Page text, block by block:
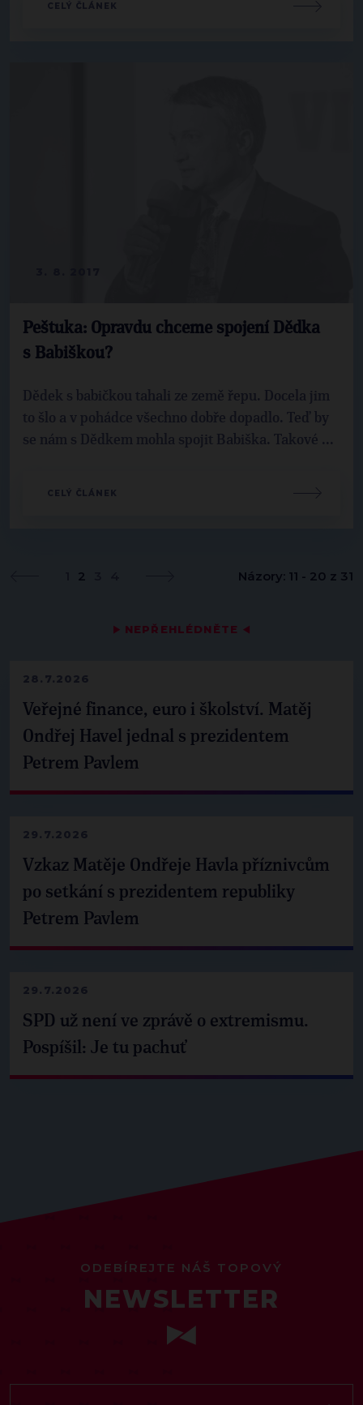
▶ NEPŘEHLÉDNĚTE ◀
28.7.2026
Veřejné finance, euro i školství. Matěj
Ondřej Havel jednal s prezidentem
Petrem Pavlem
29.7.2026
Vzkaz Matěje Ondřeje Havla příznivcům
po setkání s prezidentem republiky
Petrem Pavlem
29.7.2026
SPD už není ve zprávě o extremismu.
Pospíšil: Je tu pachuť
CELÝ ČLÁNEK
Peštuka: Opravdu chceme spojení Dědka
s Babiškou?
Dědek s babičkou tahali ze země řepu. Docela jim
to šlo a v pohádce všechno dobře dopadlo. Teď by
se nám s Dědkem mohla spojit Babiška. Takové ...
CELÝ ČLÁNEK
2 Názory: 11 - 20 z 31
ODEBÍREJTE NÁŠ TOPOVÝ
NEWSLETTER